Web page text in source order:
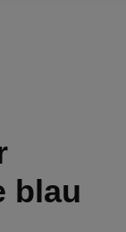
blau